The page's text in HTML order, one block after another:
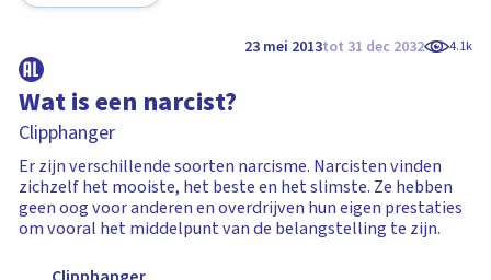
23 mei 2013tot 31 dec 2032 4.1k
Wat is een narcist?
Clipphanger
Er zijn verschillende soorten narcisme. Narcisten vinden
zichzelf het mooiste, het beste en het slimste. Ze hebben
geen oog voor anderen en overdrijven hun eigen prestaties
om vooral het middelpunt van de belangstelling te zijn.